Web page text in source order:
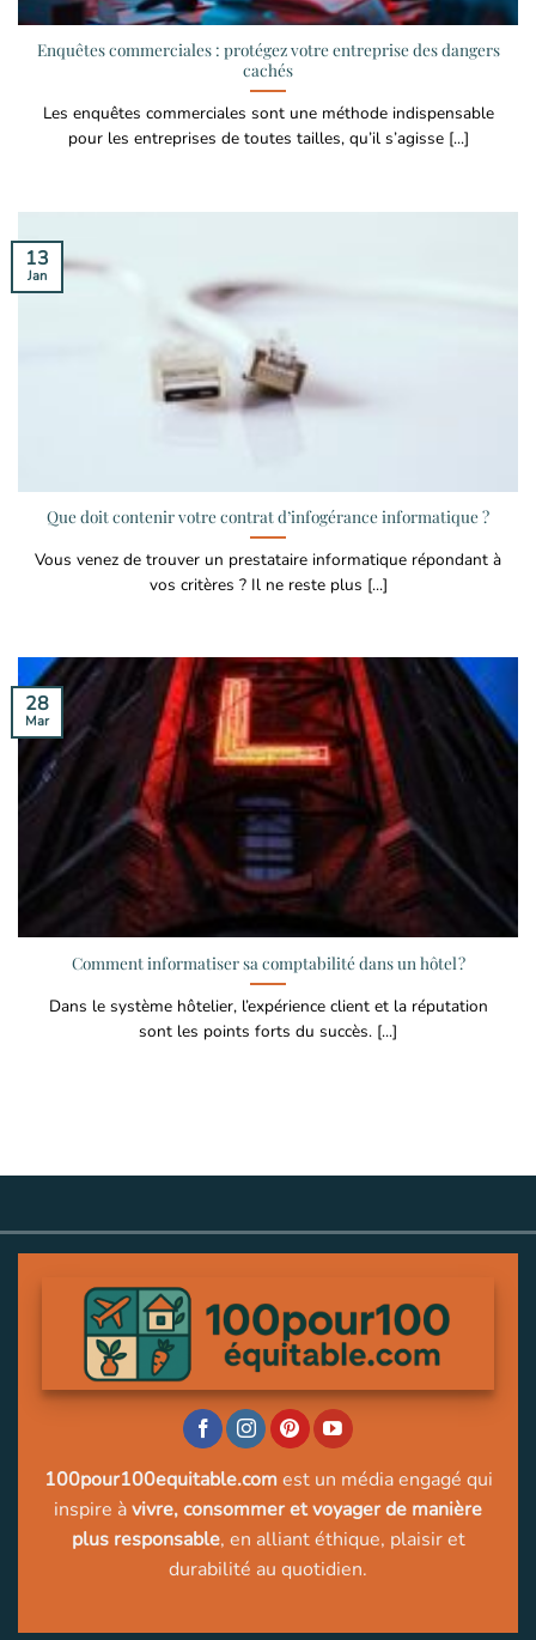
Enquêtes commerciales : protégez votre entreprise des dangers
cachés
Les enquêtes commerciales sont une méthode indispensable
pour les entreprises de toutes tailles, qu’il s’agisse [...]
Que doit contenir votre contrat d’infogérance informatique ?
Vous venez de trouver un prestataire informatique répondant à
vos critères ? Il ne reste plus [...]
13
Jan
Comment informatiser sa comptabilité dans un hôtel ?
Dans le système hôtelier, l’expérience client et la réputation
sont les points forts du succès. [...]
28
Mar
100pour100equitable.comest un média engagé qui
inspire àvivre, consommer et voyager de manière
plus responsable, en alliant éthique, plaisir et
durabilité au quotidien.